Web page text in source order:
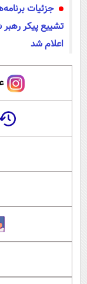
جزئیات
تشییع پیکر
اعلام شد